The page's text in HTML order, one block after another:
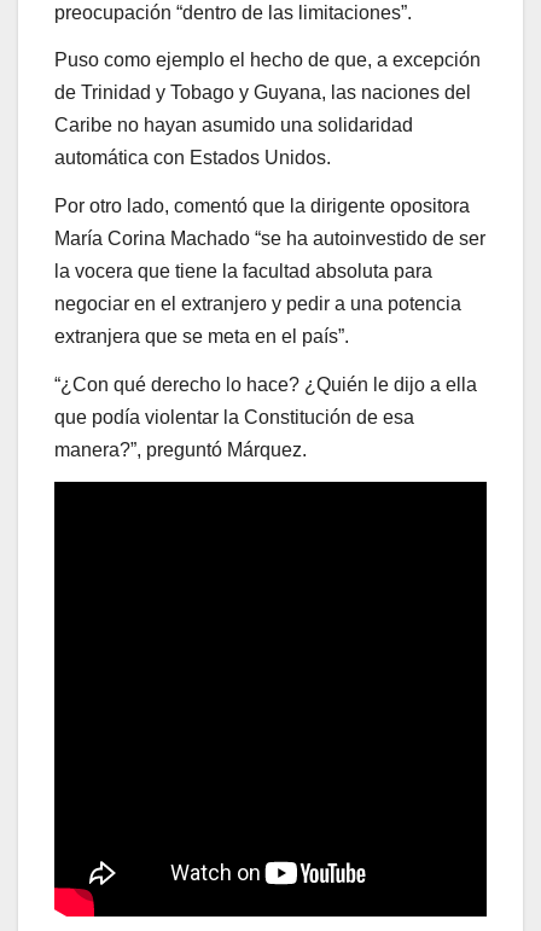
preocupación “dentro de las limitaciones”.
Puso como ejemplo el hecho de que, a excepción
de Trinidad y Tobago y Guyana, las naciones del
Caribe no hayan asumido una solidaridad
automática con Estados Unidos.
Por otro lado, comentó que la dirigente opositora
María Corina Machado “se ha autoinvestido de ser
la vocera que tiene la facultad absoluta para
negociar en el extranjero y pedir a una potencia
extranjera que se meta en el país”.
“¿Con qué derecho lo hace? ¿Quién le dijo a ella
que podía violentar la Constitución de esa
manera?”, preguntó Márquez.